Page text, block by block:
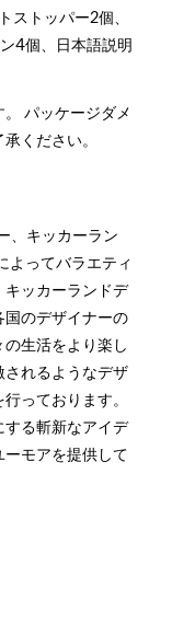
ストッパー2個、
4個、日本語説明
パッケージダメ
ください。
、キッカーラン
よってバラエティ
キッカーランドデ
国のデザイナーの
生活をより楽し
れるようなデザ
っております。
する斬新なアイデ
ーモアを提供して